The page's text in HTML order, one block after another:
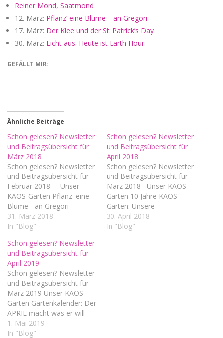
Reiner Mond, Saatmond
12. März: Pflanz‘ eine Blume – an Gregori
17. März: Der Klee und der St. Patrick’s Day
30. März: Licht aus: Heute ist Earth Hour
GEFÄLLT MIR:
Ähnliche Beiträge
Schon gelesen? Newsletter
und Beitragsübersicht für
März 2018
Schon gelesen? Newsletter
und Beitragsübersicht für
Februar 2018 Unser
KAOS-Garten Pflanz' eine
Blume - an Gregori
Ernteticker | 8. März
Ernteticker | 16. März
Ernteticker | 30. März
helfen, heilen & hex hex
Vollmond im
Februar/Anfang März:
Schneemond Vollmond im
März: Reiner…
31. März 2018
In "Blog"
Schon gelesen? Newsletter
und Beitragsübersicht für
April 2018
Schon gelesen? Newsletter
und Beitragsübersicht für
März 2018 Unser KAOS-
Garten 10 Jahre KAOS-
Garten: Unsere
Kräuterspirale im
Vorstadtgärtchen 10 Jahre
30. April 2018
In "Blog"
Schon gelesen? Newsletter
und Beitragsübersicht für
April 2019
Schon gelesen? Newsletter
und Beitragsübersicht für
März 2019 Unser KAOS-
Garten Gartenkalender: Der
APRIL macht was er will
Aussaatkalender April Das
große Buchsbaumsterben
1. Mai 2019
In "Blog"